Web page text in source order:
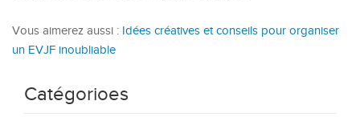
Vous aimerez aussi : Idées créatives et conseils pour organiser
un EVJF inoubliable
Catégorioes